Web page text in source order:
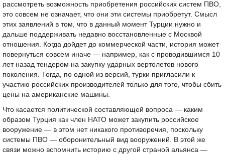
рассмотреть возможность приобретения российских систем ПВО,
это совсем не означает, что они эти системы приобретут. Смысл
этих заявлений в том, что в данный момент Турции нужно и
дальше поддерживать недавно восстановленные с Москвой
отношения. Когда дойдет до коммерческой части, история может
повернуться совсем иначе — например, как с проводившимся 10
лет назад тендером на закупку ударных вертолетов нового
поколения. Тогда, по одной из версий, турки пригласили к
участию российских производителей только для того, чтобы сбить
цены на американские машины.
Что касается политической составляющей вопроса — каким
образом Турция как член НАТО может закупить российское
вооружение — в этом нет никакого противоречия, поскольку
системы ПВО — оборонительный вид вооружений. В этой же
связи можно вспомнить историю с другой страной альянса —